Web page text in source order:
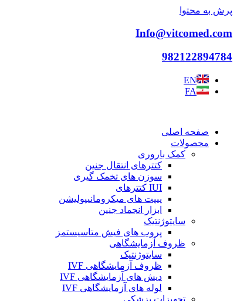
پرش به محتوا
Info@vitcomed.com
982122894784
EN
FA
صفحه اصلی
محصولات
کمک باروری
کتترهای انتقال جنین
سوزن های تخمک گیری
IUI کتترهای
پیپت های میکرومانیپولیشن
ابزار انجماد جنین
سایتوژنتیک
پروب های فیش متاسیستمز
ظروف آزمایشگاهی
سایتوژنتیک
ظروف آزمایشگاهی IVF
دیش های آزمایشگاهی IVF
لوله های آزمایشگاهی IVF